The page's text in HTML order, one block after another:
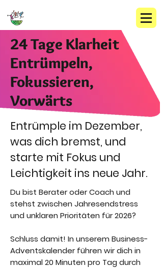
24 Tage Klarheit
Entrümpeln,
Fokussieren,
Vorwärts
Entrümple im Dezember,
was dich bremst, und
starte mit Fokus und
Leichtigkeit ins neue Jahr.
Du bist Berater oder Coach und
stehst zwischen Jahresendstress
und unklaren Prioritäten für 2026?
Schluss damit! In unserem Business-
Adventskalender führen wir dich in
maximal 20 Minuten pro Tag durch